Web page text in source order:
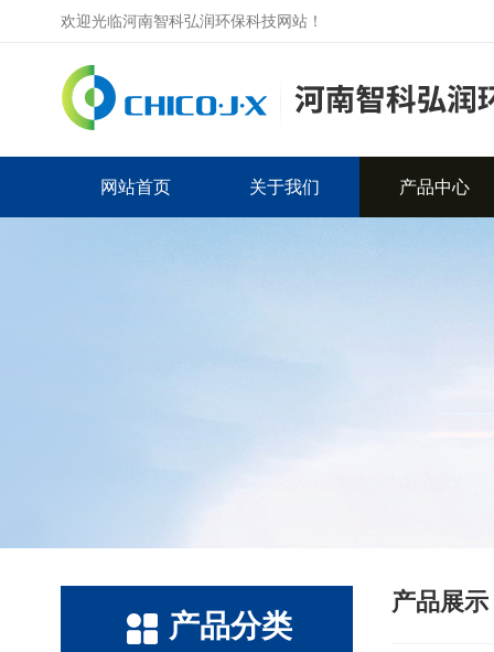
欢迎光临河南智科弘润环保科技网站！
网站首页 关于我们 产品中心
产品分类
产品展示